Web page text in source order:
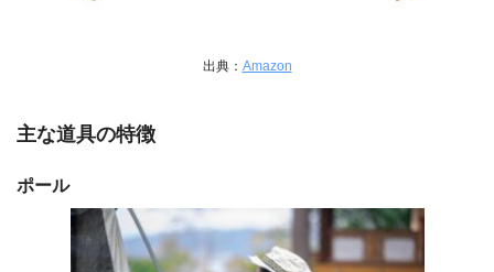
出典： Amazon
主な道具の特徴
ポール